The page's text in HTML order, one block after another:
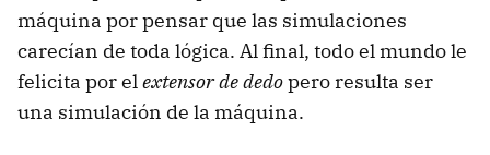
máquina por pensar que las simulaciones
carecían de toda lógica. Al final, todo el mundo le
felicita por elextensor de dedopero resulta ser
una simulación de la máquina.